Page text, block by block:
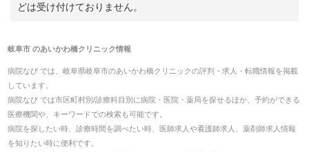
どは受け付けておりません。
岐阜市のあいかわ橋クリニック情報
病院なび では、 岐阜県岐阜市のあいかわ橋クリニックの評判・求人・転職情報を掲載
しています。
病院なび では市区町村別/診療科目別に病院・医院・薬局を探せるほか、予約ができる
医療機関や、キーワードでの検索も可能です。
病院を探したい時、診療時間を調べたい時、医師求人や看護師求人、薬剤師求人情報
を知りたい時に便利です。